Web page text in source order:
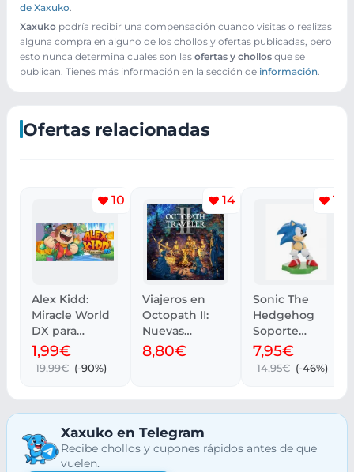
de Xaxuko
Xaxuko podría recibir una compensación cuando visitas o realizas
alguna compra en alguno de los chollos y ofertas publicadas, pero
esto nunca determina cuales son las ofertas y chollos que se
publican. Tienes más información en la sección de información
Ofertas relacionadas
10
Alex Kidd:
Miracle World
DX para
Nintendo
Switch
1,99€
19,99€ (-90%)
14
Viajeros en
Octopath II:
Nuevas
Aventuras y
Desafíos
8,80€
14
Sonic The
Hedgehog
Soporte
Holdem
Sliding
7,95€
14,95€ (-46%)
Xaxuko en Telegram
Recibe chollos y cupones rápidos antes de que
vuelen.